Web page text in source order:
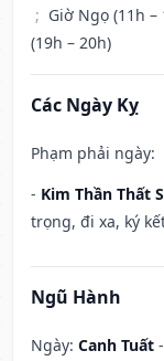
; Giờ Ngọ (11h –
(19h – 20h)
Các Ngày Kỵ
Phạm phải ngày:
- Kim Thần Thất
trọng, đi xa, ký
Ngũ Hành
Ngày: Canh Tuất